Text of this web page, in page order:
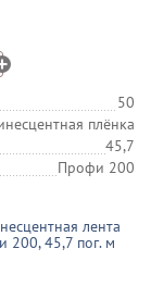
50
плёнка
45,7
Профи 200
лента
200, 45,7 пог. м